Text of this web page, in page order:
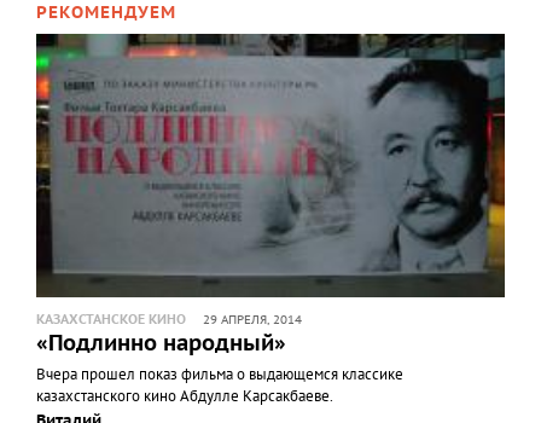
РЕКОМЕНДУЕМ
КАЗАХСТАНСКОЕ КИНО 29 АПРЕЛЯ, 2014
«Подлинно народный»
Вчера прошел показ фильма о выдающемся классике
казахстанского кино Абдулле Карсакбаеве.